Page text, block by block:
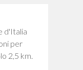
d'Italia
per
2,5 km.